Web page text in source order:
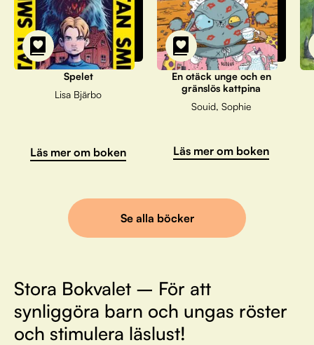
Spelet
Lisa Bjärbo
Läs mer om boken
En otäck unge och en
gränslös kattpina
Souid, Sophie
Läs mer om boken
Se alla böcker
Stora Bokvalet – För att
synliggöra barn och ungas röster
och stimulera läslust!